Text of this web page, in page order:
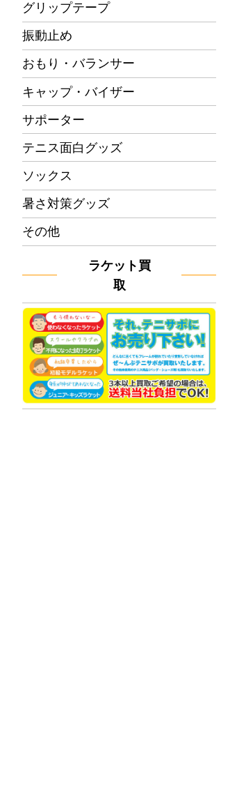
グリップテープ
振動止め
おもり・バランサー
キャップ・バイザー
サポーター
テニス面白グッズ
ソックス
暑さ対策グッズ
その他
ラケット買
取